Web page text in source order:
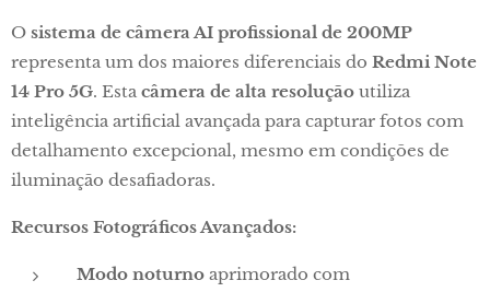
O sistema de câmera AI profissional de 200MP
representa um dos maiores diferenciais do Redmi Note
14 Pro 5G. Esta câmera de alta resolução utiliza
inteligência artificial avançada para capturar fotos com
detalhamento excepcional, mesmo em condições de
iluminação desafiadoras.
Recursos Fotográficos Avançados:
Modo noturno aprimorado com